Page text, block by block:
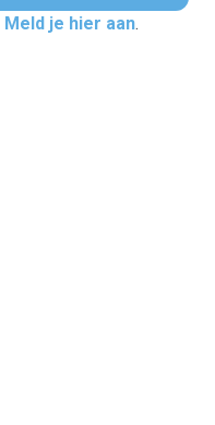
Meld je hier aan.